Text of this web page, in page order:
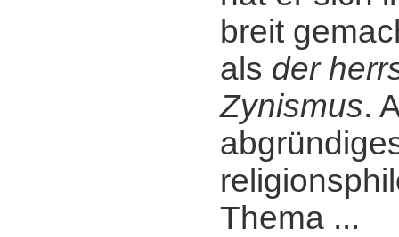
breit
als der
Zynismus.
Thema ...